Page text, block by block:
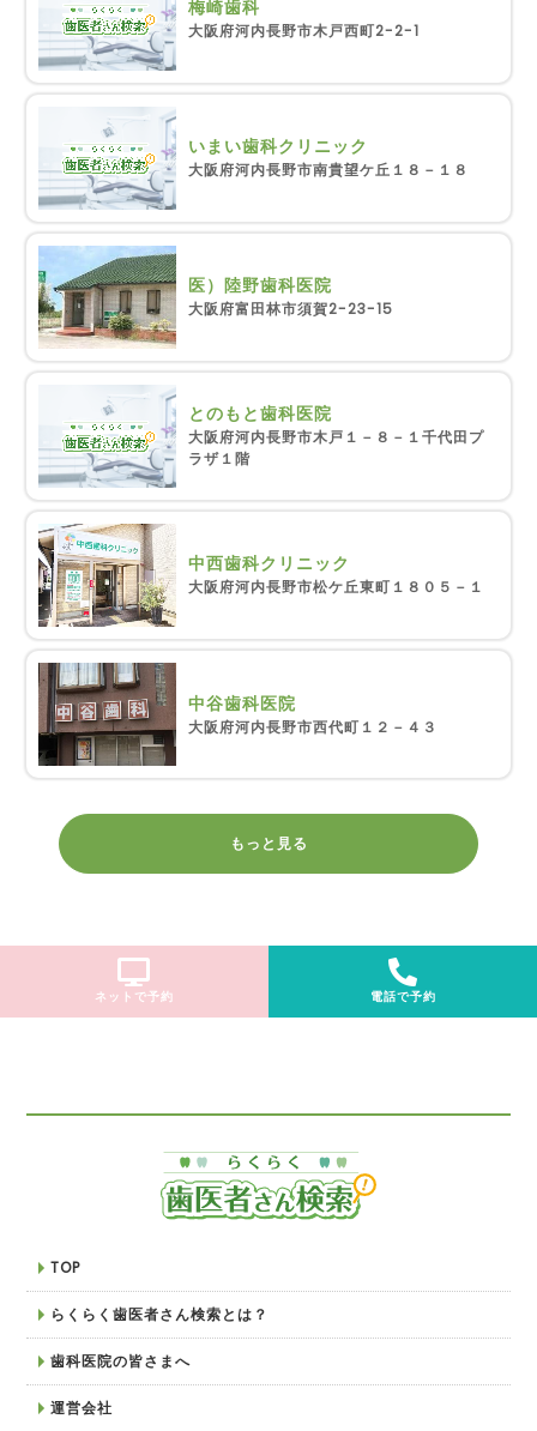
梅崎歯科
大阪府河内長野市木戸西町2-2-1
いまい歯科クリニック
大阪府河内長野市南貴望ケ丘１８－１８
医）陸野歯科医院
大阪府富田林市須賀2-23-15
とのもと歯科医院
大阪府河内長野市木戸１－８－１千代田プ
ラザ１階
中西歯科クリニック
大阪府河内長野市松ケ丘東町１８０５－１
中谷歯科医院
大阪府河内長野市西代町１２－４３
もっと見る
ネットで予約 電話で予約
TOP
らくらく歯医者さん検索とは？
歯科医院の皆さまへ
運営会社